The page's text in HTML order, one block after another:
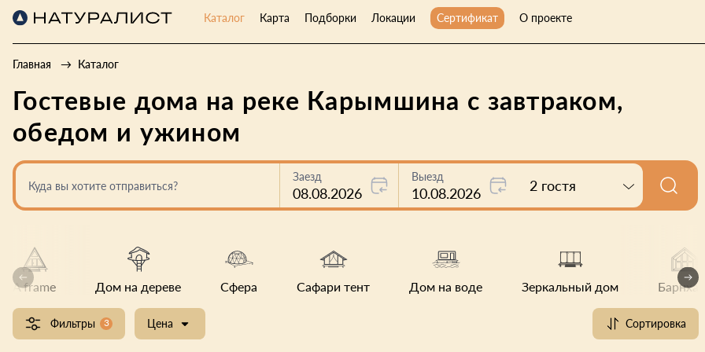
Каталог Карта Подборки Локации Сертификат О проекте
Главная Каталог
Гостевые дома на реке Карымшина с завтраком,
обедом и ужином
Куда вы хотите отправиться?
Заезд
08.08.2026
Выезд
10.08.2026 2 гостя
A frame Дом на дереве Сфера Сафари тент Дом на воде Зеркальный дом Барнхауз
Фильтры 3 Цена Сортировка